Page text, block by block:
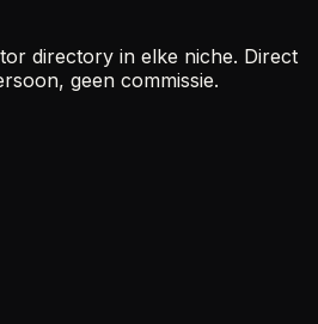
directory in elke niche. Direct
geen commissie.